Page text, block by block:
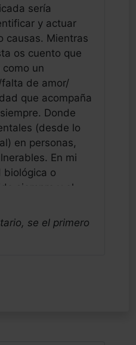
sería
y actuar
causas. Mientras
os cuento que
un
de amor/
que acompaña
Donde
(desde lo
en personas,
En mi
biológica o
siempre y el
que supone un
tan
negativa (desde
des/conocidos
se el primero